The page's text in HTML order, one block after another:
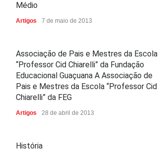
Médio
Artigos 7 de maio de 2013
Associação de Pais e Mestres da Escola
“Professor Cid Chiarelli” da Fundação
Educacional Guaçuana A Associação de
Pais e Mestres da Escola “Professor Cid
Chiarelli” da FEG
Artigos 28 de abril de 2013
História